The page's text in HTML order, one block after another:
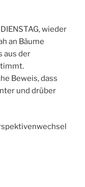
wieder
an Bäume
aus der
Beweis, dass
und drüber